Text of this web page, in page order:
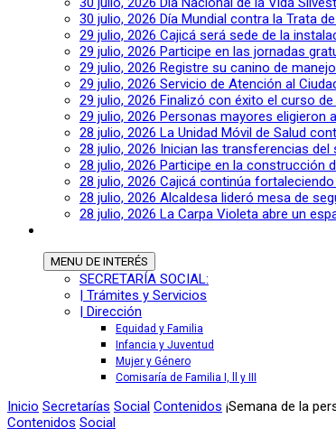
30 julio, 2026 Día Mundial contra la Trata
29 julio, 2026 Cajicá será sede de la
29 julio, 2026 Participe en las jornadas
29 julio, 2026 Registre su canino de
29 julio, 2026 Servicio de Atención al
29 julio, 2026 Finalizó con éxito el curso
29 julio, 2026 Personas mayores eligieron
28 julio, 2026 La Unidad Móvil de Salud
28 julio, 2026 Inician las transferencias
28 julio, 2026 Participe en la construcción
28 julio, 2026 Cajicá continúa
28 julio, 2026 Alcaldesa lideró mesa de
28 julio, 2026 La Carpa Violeta abre un
MENU DE INTERÉS
SECRETARÍA SOCIAL:
| Trámites y Servicios
| Dirección
Equidad y Familia
Infancia y Juventud
Mujer y Género
Comisaría de Familia I, ll y III
Inicio Secretarías Social Contenidos ¡Semana de la
Contenidos Social